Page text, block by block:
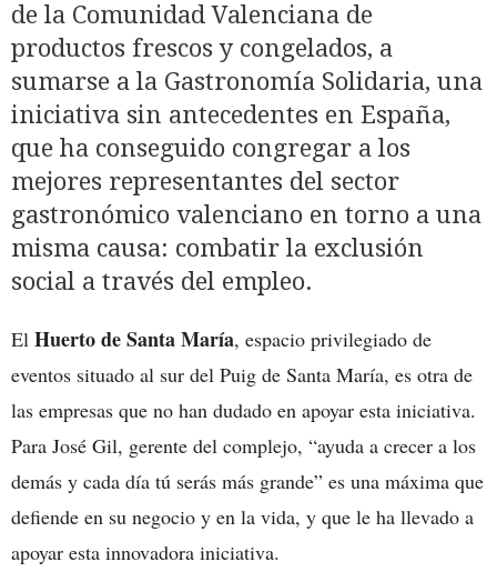
de la Comunidad Valenciana de
productos frescos y congelados, a
sumarse a la Gastronomía Solidaria, una
iniciativa sin antecedentes en España,
que ha conseguido congregar a los
mejores representantes del sector
gastronómico valenciano en torno a una
misma causa: combatir la exclusión
social a través del empleo.
El Huerto de Santa María, espacio privilegiado de
eventos situado al sur del Puig de Santa María, es otra de
las empresas que no han dudado en apoyar esta iniciativa.
Para José Gil, gerente del complejo, “ayuda a crecer a los
demás y cada día tú serás más grande” es una máxima que
defiende en su negocio y en la vida, y que le ha llevado a
apoyar esta innovadora iniciativa.